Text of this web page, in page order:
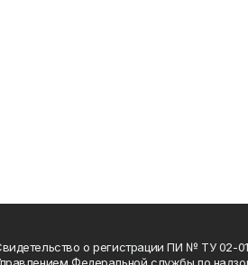
о регистрации ПИ № ТУ 02-
Федеральной службы по